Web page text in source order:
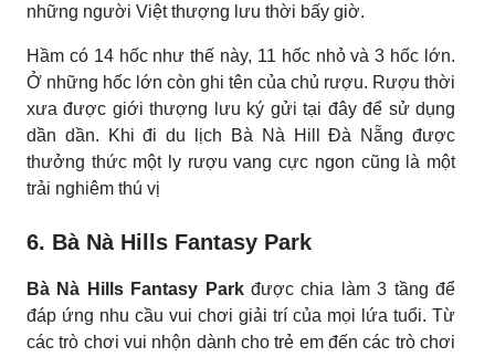
những người Việt thượng lưu thời bấy giờ.
Hầm có 14 hốc như thế này, 11 hốc nhỏ và 3 hốc lớn.
Ở những hốc lớn còn ghi tên của chủ rượu. Rượu thời
xưa được giới thượng lưu ký gửi tại đây để sử dụng
dần dần. Khi đi du lịch Bà Nà Hill Đà Nẵng được
thưởng thức một ly rượu vang cực ngon cũng là một
trải nghiêm thú vị
6. Bà Nà Hills Fantasy Park
Bà Nà Hills Fantasy Park được chia làm 3 tầng để
đáp ứng nhu cầu vui chơi giải trí của mọi lứa tuổi. Từ
các trò chơi vui nhộn dành cho trẻ em đến các trò chơi